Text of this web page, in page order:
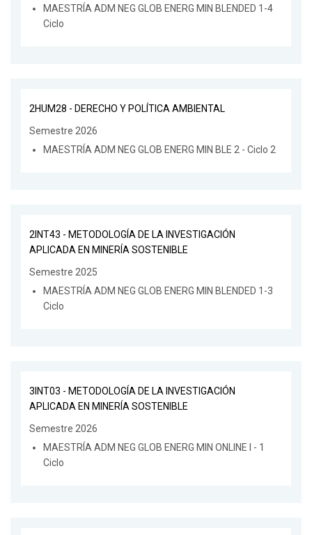
MAESTRÍA ADM NEG GLOB ENERG MIN BLENDED 1-4
Ciclo
2HUM28 - DERECHO Y POLÍTICA AMBIENTAL
Semestre 2026
MAESTRÍA ADM NEG GLOB ENERG MIN BLE 2 - Ciclo 2
2INT43 - METODOLOGÍA DE LA INVESTIGACIÓN
APLICADA EN MINERÍA SOSTENIBLE
Semestre 2025
MAESTRÍA ADM NEG GLOB ENERG MIN BLENDED 1-3
Ciclo
3INT03 - METODOLOGÍA DE LA INVESTIGACIÓN
APLICADA EN MINERÍA SOSTENIBLE
Semestre 2026
MAESTRÍA ADM NEG GLOB ENERG MIN ONLINE I - 1
Ciclo